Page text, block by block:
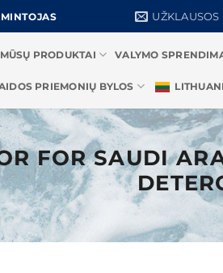
UŽKLAUSOS
MŪSŲ PRODUKTAI VALYMO
PRIEMONIŲ BYLOS
FOR SAUDI